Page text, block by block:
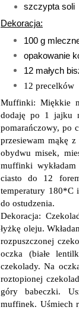
szczypta soli
Dekoracja:
100 g
opakowanie
12 małych
12 precelków
Muffinki: Miękkie
dodaję po 1 jajku
pomarańczowy, po
przesiewam mąkę
obydwu misek,
muffinki
ciasto do 12
temperatury 180*C
do ostudzenia.
Dekoracja:
łyżkę oleju.
rozpuszczonej
oczka (białe
czekolady. Na
roztopionej
góry babeczki.
muffinek. Uśmiech